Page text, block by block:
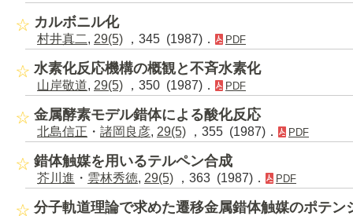
カルボニル化
村井真二, 29(5) ，345 (1987)． PDF
水素化反応機構の概観と不斉水素化
山岸敬道, 29(5) ，350 (1987)． PDF
金属酵素モデル錯体による酸化反応
北島信正 ・ 諸岡良彦, 29(5) ，355 (1987)． PDF
錯体触媒を用いるテルペン合成
芥川進 ・ 雲林秀徳, 29(5) ，363 (1987)． PDF
分子軌道理論で求めた遷移金属錯体触媒のポテン